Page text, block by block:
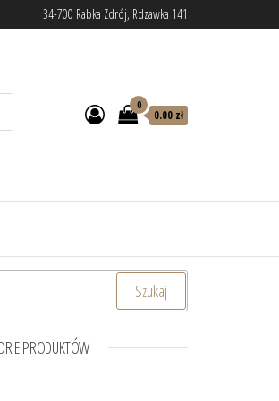
34-700 Rabka Zdrój, Rdzawka 141
0
0.00 zł
Szukaj
PRODUKTÓW